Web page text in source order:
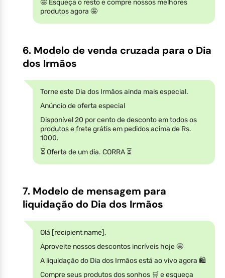
🤩 Esqueça o resto e compre nossos melhores
produtos agora 🤩
6. Modelo de venda cruzada para o Dia
dos Irmãos
Torne este Dia dos Irmãos ainda mais especial.
Anúncio de oferta especial
Disponível 20 por cento de desconto em todos os
produtos e frete grátis em pedidos acima de Rs.
1000.
⏳ Oferta de um dia. CORRA ⏳
7. Modelo de mensagem para
liquidação do Dia dos Irmãos
Olá [recipient name],
Aproveite nossos descontos incríveis hoje 🤩
A liquidação do Dia dos Irmãos está ao vivo agora 🛍️
Compre seus produtos dos sonhos 🛒 e esqueça